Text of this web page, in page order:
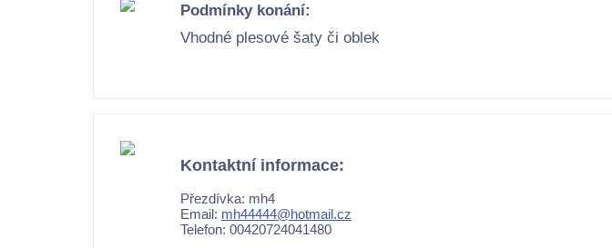
Podmínky konání:
Vhodné plesové šaty či oblek
Kontaktní informace:
Přezdívka: mh4
Email: mh44444@hotmail.cz
Telefon: 00420724041480